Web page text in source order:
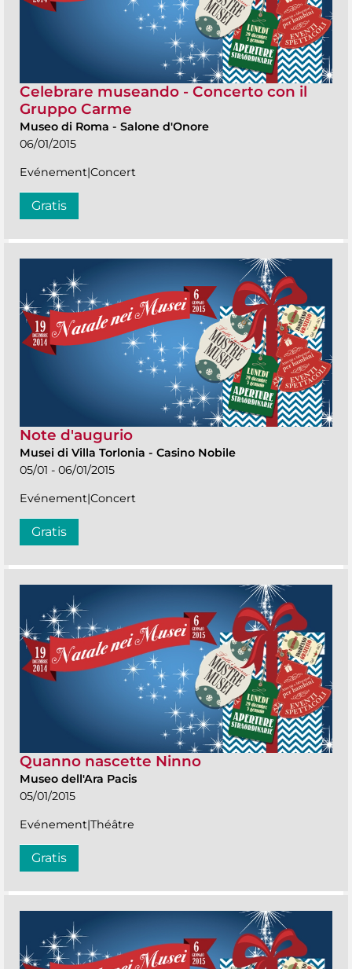
Celebrare museando - Concerto con il
Gruppo Carme
Museo di Roma - Salone d'Onore
06/01/2015
Evénement|Concert
Gratis
Note d'augurio
Musei di Villa Torlonia - Casino Nobile
05/01 - 06/01/2015
Evénement|Concert
Gratis
Quanno nascette Ninno
Museo dell'Ara Pacis
05/01/2015
Evénement|Théâtre
Gratis